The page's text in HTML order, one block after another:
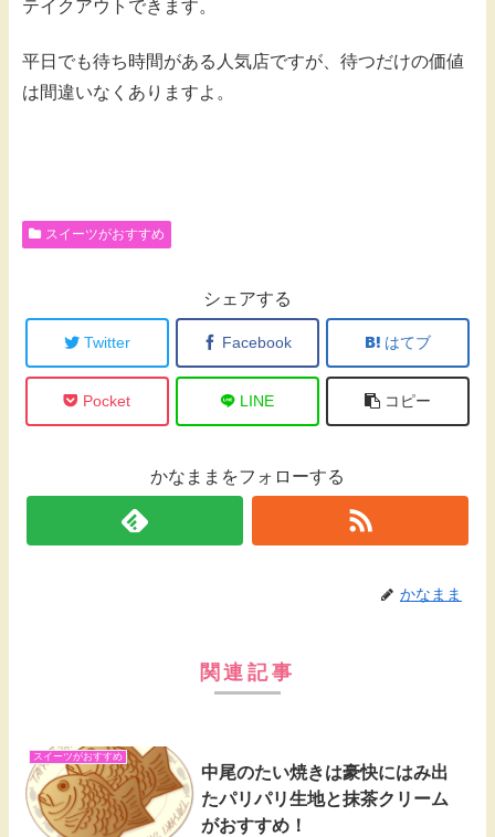
テイクアウトできます。
平日でも待ち時間がある人気店ですが、待つだけの価値
は間違いなくありますよ。
スイーツがおすすめ
シェアする
Twitter Facebook はてブ
Pocket LINE コピー
かなままをフォローする
かなまま
関連記事
スイーツがおすすめ
中尾のたい焼きは豪快にはみ出
たパリパリ生地と抹茶クリーム
がおすすめ！